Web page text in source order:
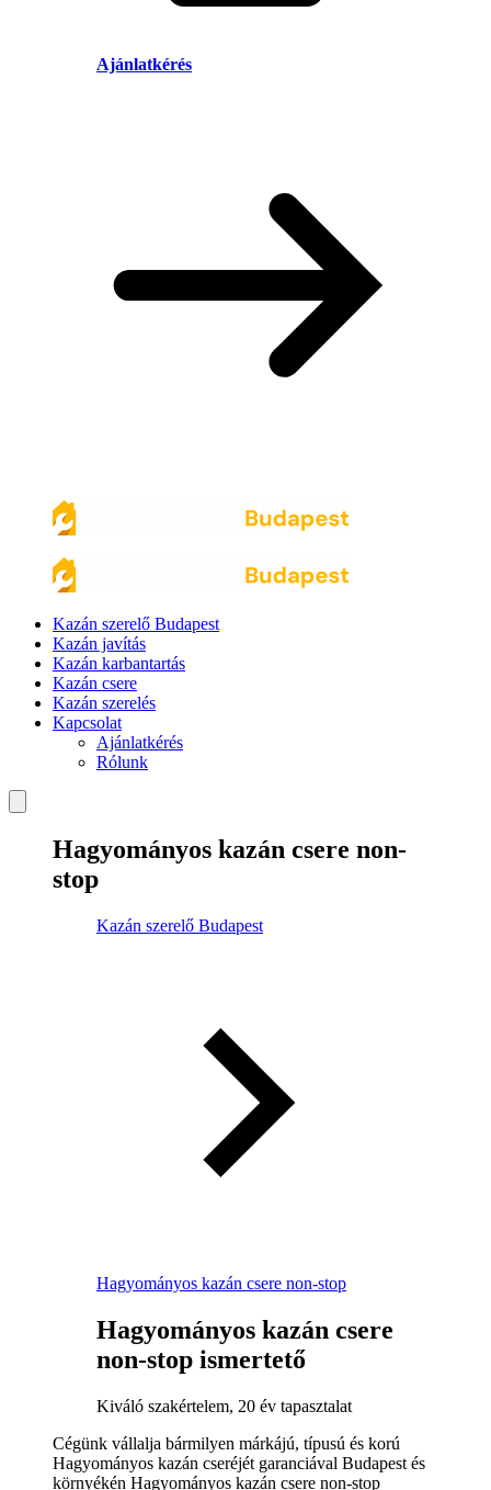
Ajánlatkérés
Kazán szerelő Budapest
Kazán javítás
Kazán karbantartás
Kazán csere
Kazán szerelés
Kapcsolat
Ajánlatkérés
Rólunk
Hagyományos kazán csere non-
stop
Kazán szerelő Budapest
Hagyományos kazán csere non-stop
Hagyományos kazán csere
non-stop ismertető
Kiváló szakértelem, 20 év tapasztalat
Cégünk vállalja bármilyen márkájú, típusú és korú
Hagyományos kazán cseréjét garanciával Budapest és
környékén Hagyományos kazán csere non-stop